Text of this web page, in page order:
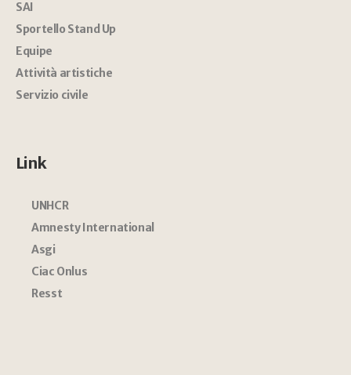
SAI
Sportello Stand Up
Equipe
Attività artistiche
Servizio civile
Link
UNHCR
Amnesty International
Asgi
Ciac Onlus
Resst